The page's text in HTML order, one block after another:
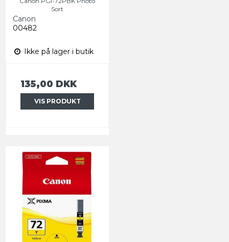
Sort
Canon
00482
Ikke på lager i butik
135,00 DKK
VIS PRODUKT